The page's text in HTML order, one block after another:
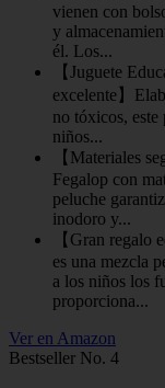
vienen con
y
él. Los...
【Juguete
excelente】
no tóxicos, este
niños...
【Materiales
Fegalop con
peluche
inodoro y...
【Gran regalo
es una mezcla
a los niños los
proporciona...
Ver en Amazon
Bestseller No. 4